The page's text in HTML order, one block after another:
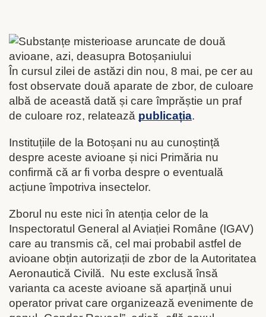
În cursul zilei de astăzi din nou, 8 mai, pe cer au
fost observate două aparate de zbor, de culoare
albă de această dată și care împrăștie un praf
de culoare roz, relatează publicația.
Instituțiile de la Botoșani nu au cunoștință
despre aceste avioane și nici Primăria nu
confirmă că ar fi vorba despre o eventuală
acțiune împotriva insectelor.
Zborul nu este nici în atenția celor de la
Inspectoratul General al Aviației Române (IGAV)
care au transmis că, cel mai probabil astfel de
avioane obțin autorizații de zbor de la Autoritatea
Aeronautică Civilă. Nu este exclusă însă
varianta ca aceste avioane să aparțină unui
operator privat care organizează evenimente de